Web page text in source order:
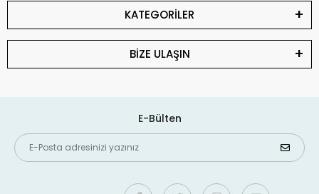
KATEGORİLER
BİZE ULAŞIN
E-Bülten